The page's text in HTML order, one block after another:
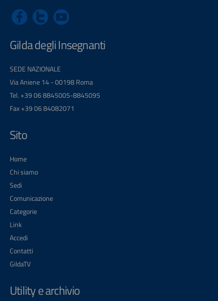
Gilda degli Insegnanti
SEDE NAZIONALE
Via Aniene 14 - 00198 Roma
Tel. +39 06 8845005-8845095
Fax +39 06 84082071
Sito
Home
Chi siamo
Sedi
Comunicazione
Categorie
Link
Accedi
Contatti
GildaTV
Utility e archivio